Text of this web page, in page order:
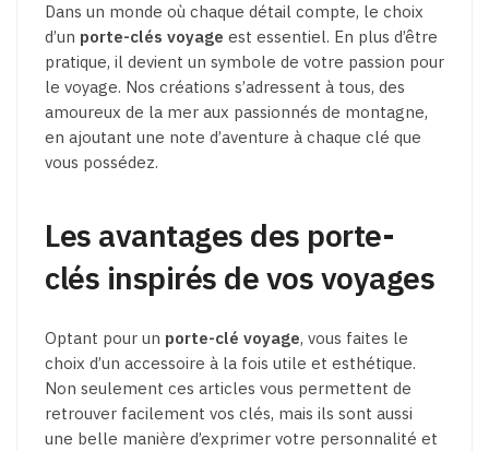
Dans un monde où chaque détail compte, le choix
d’un porte-clés voyage est essentiel. En plus d’être
pratique, il devient un symbole de votre passion pour
le voyage. Nos créations s’adressent à tous, des
amoureux de la mer aux passionnés de montagne,
en ajoutant une note d’aventure à chaque clé que
vous possédez.
Les avantages des porte-
clés inspirés de vos voyages
Optant pour un porte-clé voyage, vous faites le
choix d’un accessoire à la fois utile et esthétique.
Non seulement ces articles vous permettent de
retrouver facilement vos clés, mais ils sont aussi
une belle manière d’exprimer votre personnalité et